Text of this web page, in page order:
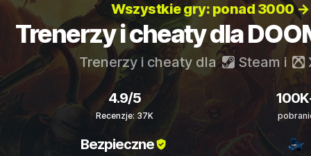
Wszystkie gry: ponad 3000 →
Trenerzy i cheaty dla
Trenerzy i cheaty dla Steam i
4.9/5
Recenzje: 37K
Bezpieczne